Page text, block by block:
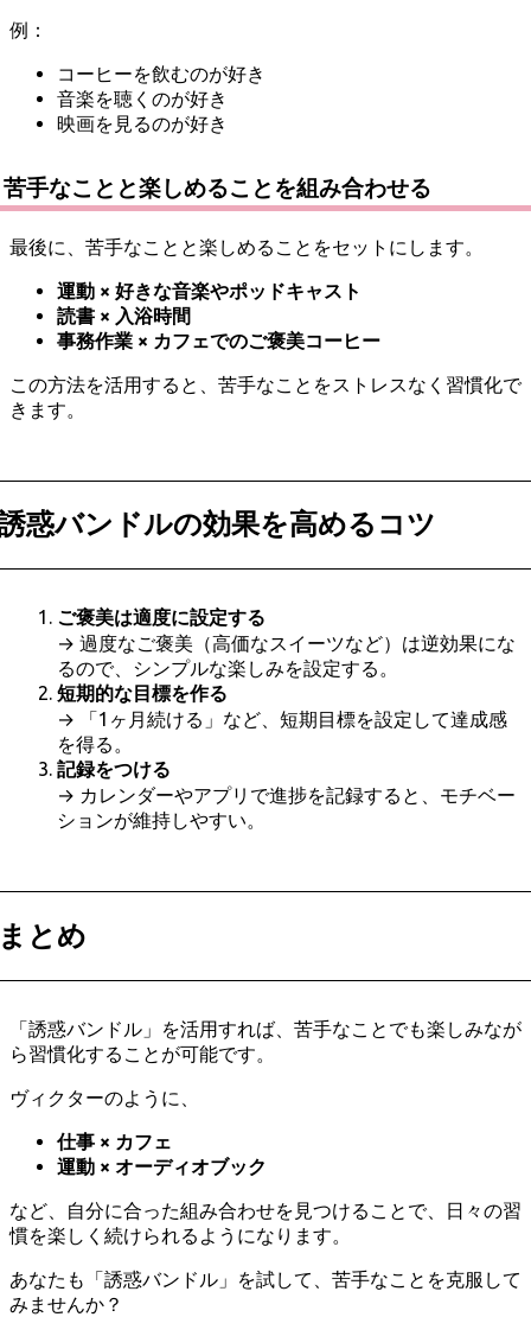
例：
コーヒーを飲むのが好き
音楽を聴くのが好き
映画を見るのが好き
苦手なことと楽しめることを組み合わせる
最後に、苦手なことと楽しめることをセットにします。
運動 × 好きな音楽やポッドキャスト
読書 × 入浴時間
事務作業 × カフェでのご褒美コーヒー
この方法を活用すると、苦手なことをストレスなく習慣化で
きます。
惑バンドルの効果を高めるコツ
ご褒美は適度に設定する
→ 過度なご褒美（高価なスイーツなど）は逆効果にな
るので、シンプルな楽しみを設定する。
短期的な目標を作る
→ 「1ヶ月続ける」など、短期目標を設定して達成感
を得る。
記録をつける
→ カレンダーやアプリで進捗を記録すると、モチベー
ションが維持しやすい。
とめ
「誘惑バンドル」を活用すれば、苦手なことでも楽しみなが
ら習慣化することが可能です。
ヴィクターのように、
仕事 × カフェ
運動 × オーディオブック
など、自分に合った組み合わせを見つけることで、日々の習
慣を楽しく続けられるようになります。
あなたも「誘惑バンドル」を試して、苦手なことを克服して
みませんか？